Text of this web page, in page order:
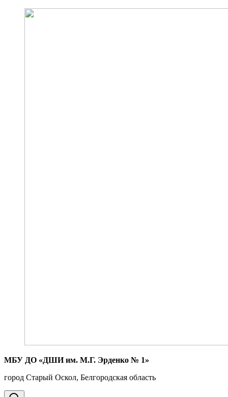
МБУ ДО «ДШИ им. М.Г. Эрденко № 1»
город Старый Оскол, Белгородская область